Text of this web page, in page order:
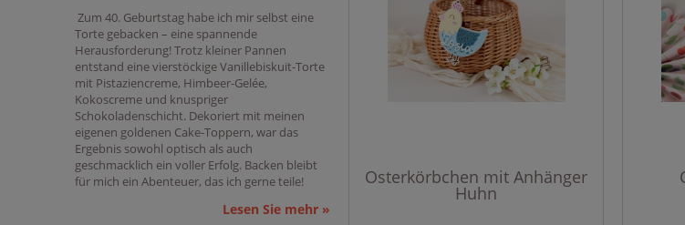
Zum 40. Geburtstag habe ich mir selbst eine
Torte gebacken – eine spannende
Herausforderung! Trotz kleiner Pannen
entstand eine vierstöckige Vanillebiskuit-Torte
mit Pistaziencreme, Himbeer-Gelée,
Kokoscreme und knuspriger
Schokoladenschicht. Dekoriert mit meinen
eigenen goldenen Cake-Toppern, war das
Ergebnis sowohl optisch als auch
geschmacklich ein voller Erfolg. Backen bleibt
für mich ein Abenteuer, das ich gerne teile!
Lesen Sie mehr »
Osterkörbchen mit Anhänger
Huhn